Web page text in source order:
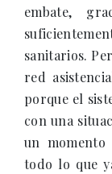
embate,
sanitarios.
red
porque el
con una
un
todo lo que